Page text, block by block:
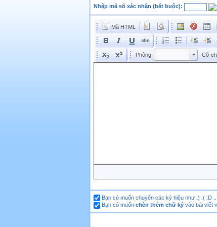
Nhập mã số xác nhận (bắt buộc):
Mã HTML
Phông Phông Cỡ
Bạn có muốn chuyển các ký hiệu như :) :( :D
Bạn có muốn chèn thêm chữ ký vào bài viết